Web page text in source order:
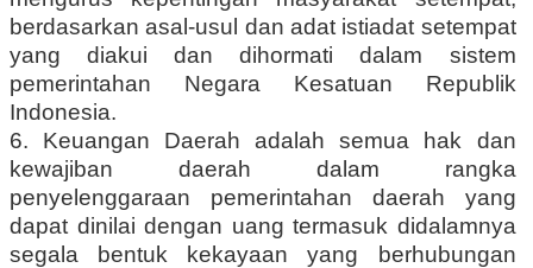
berdasarkan asal-usul dan adat istiadat setempat
yang diakui dan dihormati dalam sistem
pemerintahan Negara Kesatuan Republik
Indonesia.
6. Keuangan Daerah adalah semua hak dan
kewajiban daerah dalam rangka
penyelenggaraan pemerintahan daerah yang
dapat dinilai dengan uang termasuk didalamnya
segala bentuk kekayaan yang berhubungan